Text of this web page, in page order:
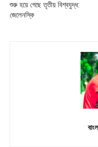
শুরু হয়ে গেছে তৃতীয় বিশ্বযুদ্ধ:
জেলেনস্কি